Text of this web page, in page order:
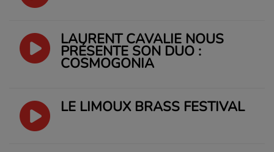
LAURENT CAVALIÉ NOUS
PRÉSENTE SON DUO :
COSMOGONIA
LE LIMOUX BRASS FESTIVAL